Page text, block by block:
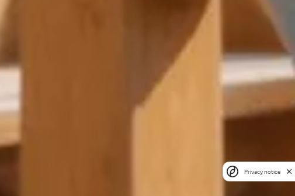
Privacy notice